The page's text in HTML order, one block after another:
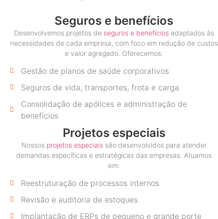
Seguros e benefícios
Desenvolvemos projetos de seguros e benefíciosadaptados às
necessidades de cada empresa, com foco em redução de custos
e valor agregado. Oferecemos:
Gestão de planos de saúde corporativos
Seguros de vida, transportes, frota e carga
Consolidação de apólices e administração de
benefícios
Projetos especiais
Nossos projetos especiaissão desenvolvidos para atender
demandas específicas e estratégicas das empresas. Atuamos
em:
Reestruturação de processos internos
Revisão e auditoria de estoques
Implantação de ERPs de pequeno e grande porte